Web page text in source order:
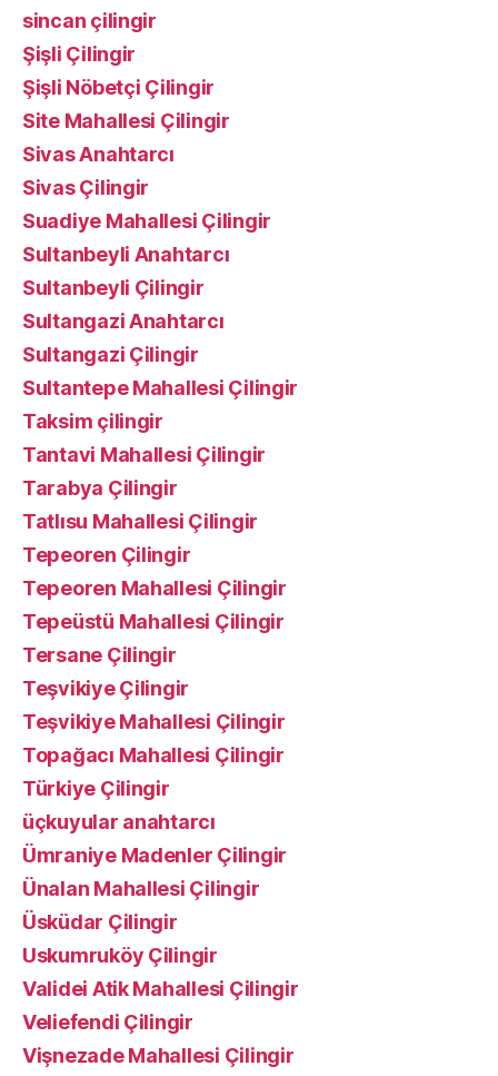
sincan çilingir
Şişli Çilingir
Şişli Nöbetçi Çilingir
Site Mahallesi Çilingir
Sivas Anahtarcı
Sivas Çilingir
Suadiye Mahallesi Çilingir
Sultanbeyli Anahtarcı
Sultanbeyli Çilingir
Sultangazi Anahtarcı
Sultangazi Çilingir
Sultantepe Mahallesi Çilingir
Taksim çilingir
Tantavi Mahallesi Çilingir
Tarabya Çilingir
Tatlısu Mahallesi Çilingir
Tepeoren Çilingir
Tepeoren Mahallesi Çilingir
Tepeüstü Mahallesi Çilingir
Tersane Çilingir
Teşvikiye Çilingir
Teşvikiye Mahallesi Çilingir
Topağacı Mahallesi Çilingir
Türkiye Çilingir
üçkuyular anahtarcı
Ümraniye Madenler Çilingir
Ünalan Mahallesi Çilingir
Üsküdar Çilingir
Uskumruköy Çilingir
Validei Atik Mahallesi Çilingir
Veliefendi Çilingir
Vişnezade Mahallesi Çilingir